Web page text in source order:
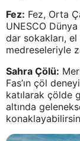
Fez: Fez, Orta
UNESCO
dar sokakları,
medreseleriyle
Sahra Çölü:
Fas’ın çöl
katılarak çölde
altında